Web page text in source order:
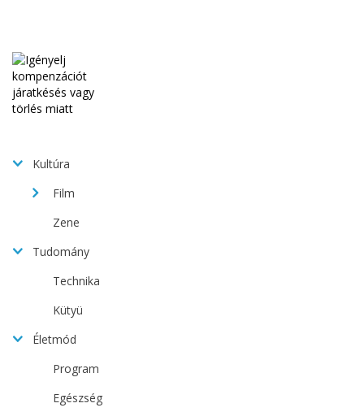
Kultúra
Film
Zene
Tudomány
Technika
Kütyü
Életmód
Program
Egészség